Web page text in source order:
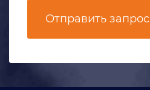
Отправить запрос